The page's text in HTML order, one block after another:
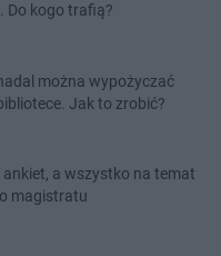
Do kogo trafią?
można wypożyczać
Jak to zrobić?
ankiet, a wszystko na temat
magistratu